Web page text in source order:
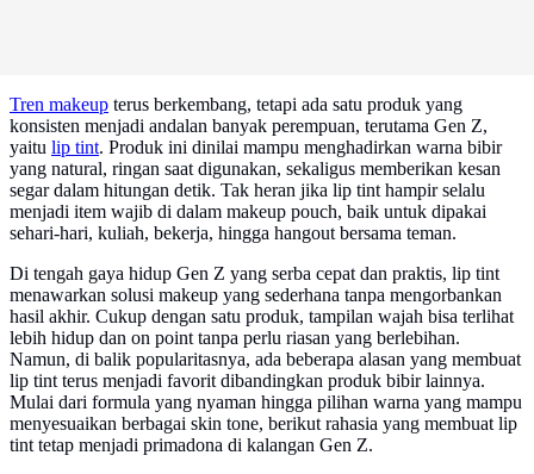
Tren makeup terus berkembang, tetapi ada satu produk yang
konsisten menjadi andalan banyak perempuan, terutama Gen Z,
yaitu lip tint. Produk ini dinilai mampu menghadirkan warna bibir
yang natural, ringan saat digunakan, sekaligus memberikan kesan
segar dalam hitungan detik. Tak heran jika lip tint hampir selalu
menjadi item wajib di dalam makeup pouch, baik untuk dipakai
sehari-hari, kuliah, bekerja, hingga hangout bersama teman.
Di tengah gaya hidup Gen Z yang serba cepat dan praktis, lip tint
menawarkan solusi makeup yang sederhana tanpa mengorbankan
hasil akhir. Cukup dengan satu produk, tampilan wajah bisa terlihat
l ebih hidup dan on point tanpa perlu riasan yang berlebihan.
Namun, di balik popularitasnya, ada beberapa alasan yang membuat
lip tint terus menjadi favorit dibandingkan produk bibir lainnya.
Mulai dari formula yang nyaman hingga pilihan warna yang mampu
menyesuaikan berbagai skin tone, berikut rahasia yang membuat lip
tint tetap menjadi primadona di kalangan Gen Z.